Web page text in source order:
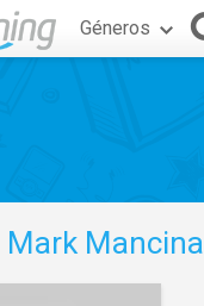
Géneros
Mark Mancina